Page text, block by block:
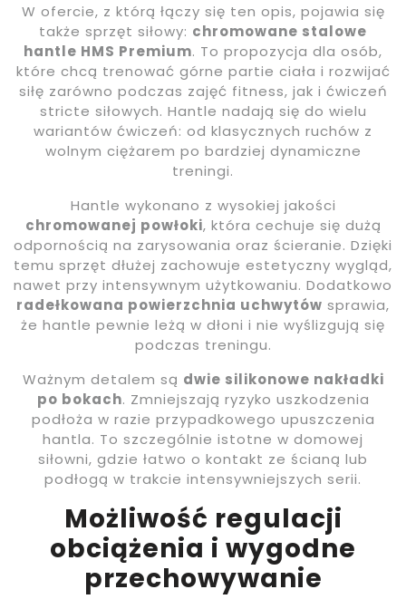
W ofercie, z którą łączy się ten opis, pojawia się
także sprzęt siłowy: chromowane stalowe
hantle HMS Premium. To propozycja dla osób,
które chcą trenować górne partie ciała i rozwijać
siłę zarówno podczas zajęć fitness, jak i ćwiczeń
stricte siłowych. Hantle nadają się do wielu
wariantów ćwiczeń: od klasycznych ruchów z
wolnym ciężarem po bardziej dynamiczne
treningi.
Hantle wykonano z wysokiej jakości
chromowanej powłoki, która cechuje się dużą
odpornością na zarysowania oraz ścieranie. Dzięki
temu sprzęt dłużej zachowuje estetyczny wygląd,
nawet przy intensywnym użytkowaniu. Dodatkowo
radełkowana powierzchnia uchwytów sprawia,
że hantle pewnie leżą w dłoni i nie wyślizgują się
podczas treningu.
Ważnym detalem są dwie silikonowe nakładki
po bokach. Zmniejszają ryzyko uszkodzenia
podłoża w razie przypadkowego upuszczenia
hantla. To szczególnie istotne w domowej
siłowni, gdzie łatwo o kontakt ze ścianą lub
podłogą w trakcie intensywniejszych serii.
Możliwość regulacji
obciążenia i wygodne
przechowywanie